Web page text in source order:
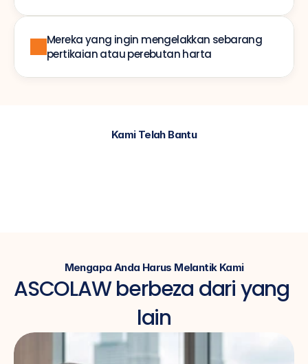
Mereka yang ingin mengelakkan sebarang
pertikaian atau perebutan harta
Kami Telah Bantu
Mengapa Anda Harus Melantik Kami
ASCOLAW berbeza dari yang
lain